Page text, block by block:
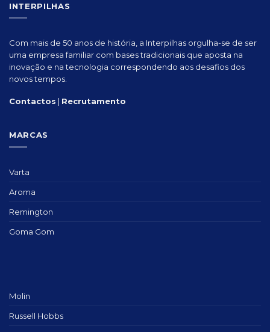
INTERPILHAS
Com mais de 50 anos de história, a Interpilhas orgulha-se de ser
uma empresa familiar com bases tradicionais que aposta na
inovação e na tecnologia correspondendo aos desafios dos
novos tempos.
Contactos | Recrutamento
MARCAS
Varta
Aroma
Remington
Goma Gom
Molin
Russell Hobbs